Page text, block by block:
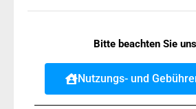
Bitte beachten Sie
Nutzungs- und